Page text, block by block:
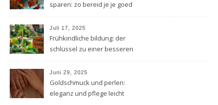
sparen: zo bereid je je goed
Juli 17, 2025
Frühkindliche bildung: der
schlüssel zu einer besseren
Juni 29, 2025
Goldschmuck und perlen:
eleganz und pflege leicht